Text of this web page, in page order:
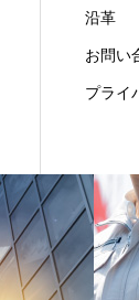
沿革
お問い
プライ